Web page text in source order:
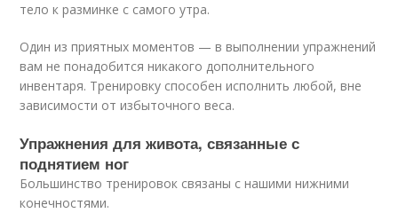
тело к разминке с самого утра.
Один из приятных моментов — в выполнении упражнений
вам не понадобится никакого дополнительного
инвентаря. Тренировку способен исполнить любой, вне
зависимости от избыточного веса.
Упражнения для живота, связанные с
поднятием ног
Большинство тренировок связаны с нашими нижними
конечностями.